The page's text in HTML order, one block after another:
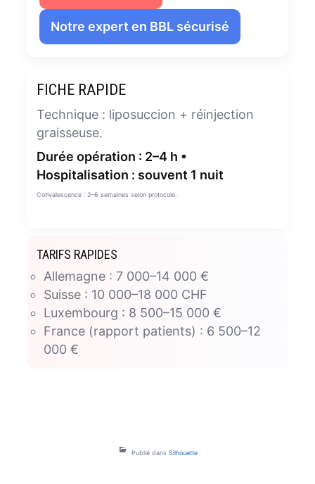
Notre expert en BBL sécurisé
FICHE RAPIDE
Technique : liposuccion + réinjection
graisseuse.
Durée opération : 2–4 h •
Hospitalisation : souvent 1 nuit
Convalescence : 2–6 semaines selon protocole.
TARIFS RAPIDES
Allemagne : 7 000–14 000 €
Suisse : 10 000–18 000 CHF
Luxembourg : 8 500–15 000 €
France (rapport patients) : 6 500–12
000 €
Publié dans Silhouette